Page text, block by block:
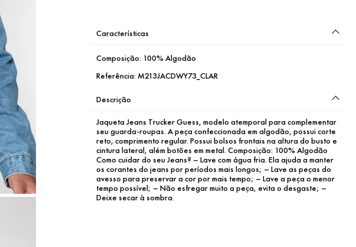
Características
Composição: 100% Algodão
Referência: M213JACDWY73_CLAR
Descrição
Jaqueta Jeans Trucker Guess, modelo atemporal para complementar
seu guarda-roupas. A peça confeccionada em algodão, possui corte
reto, comprimento regular. Possui bolsos frontais na altura do busto e
cintura lateral, além botões em metal. Composição: 100% Algodão
Como cuidar do seu Jeans? – Lave com água fria. Ela ajuda a manter
os corantes do jeans por períodos mais longos; – Lave as peças do
avesso para preservar a cor por mais tempo; – Lave a peça o menor
tempo possível; – Não esfregar muito a peça, evita o desgaste; –
Deixe secar à sombra.